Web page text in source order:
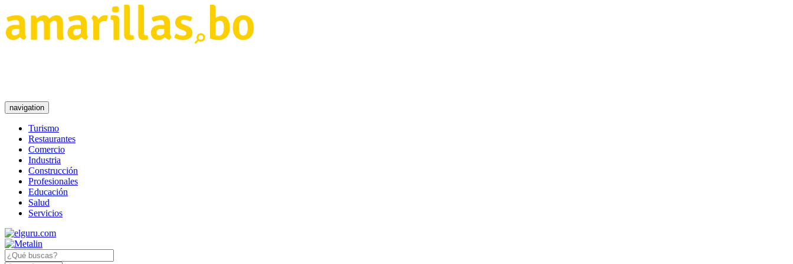
navigation
Turismo
Restaurantes
Comercio
Industria
Construcción
Profesionales
Educación
Salud
Servicios